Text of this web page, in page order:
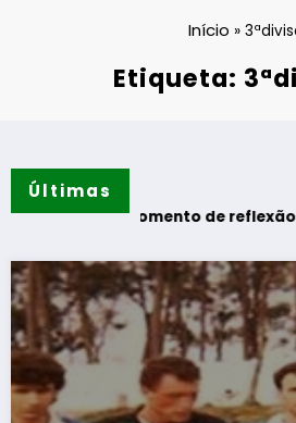
Início »
Etiqueta:
Últimas
– Momento de reflexão “As